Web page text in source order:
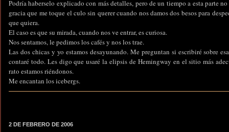
Podría haberselo explicado con más detalles, pero de un tiempo a esta parte
gracia que me toque el culo sin querer cuando nos damos dos besos para
que quiera.
El caso es que su mirada, cuando nos ve entrar, es curiosa.
Nos sentamos, le pedimos los cafés y nos los trae.
Las dos chicas y yo estamos desayunando. Me preguntan si escribiré sobre
contaré todo. Les digo que usaré la elipsis de Hemingway en el sitio más
rato estamos riéndonos.
Me encantan los icebergs.
2 DE FEBRERO DE 2006